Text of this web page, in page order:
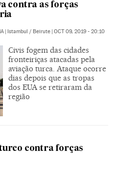
contra as forças
| Istambul / Beirute | OCT 09, 2019 - 20:10
Civis fogem das cidades
fronteiriças atacadas pela
aviação turca. Ataque ocorre
dias depois que as tropas
dos EUA se retiraram da
região
contra forças